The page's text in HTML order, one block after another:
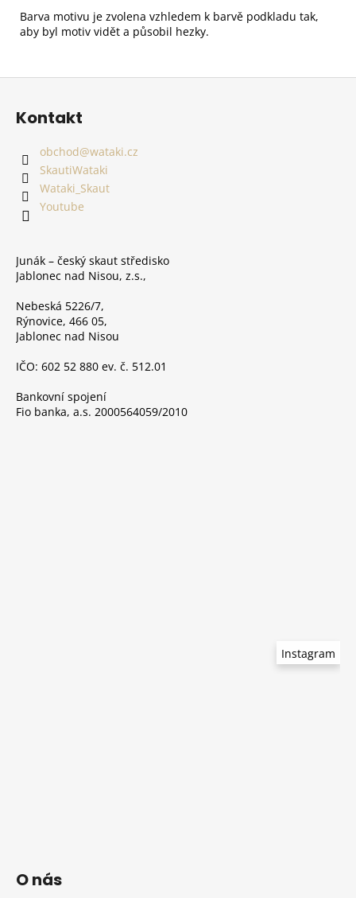
Barva motivu je zvolena vzhledem k barvě podkladu tak,
aby byl motiv vidět a působil hezky.
Z
Kontakt
obchod@wataki.cz
SkautiWataki
Wataki_Skaut
Youtube
Junák – český skaut středisko
Jablonec nad Nisou, z.s.,
Nebeská 5226/7,
Rýnovice, 466 05,
Jablonec nad Nisou
IČO: 602 52 880 ev. č. 512.01
Bankovní spojení
Fio banka, a.s. 2000564059/2010
Instagram
O nás